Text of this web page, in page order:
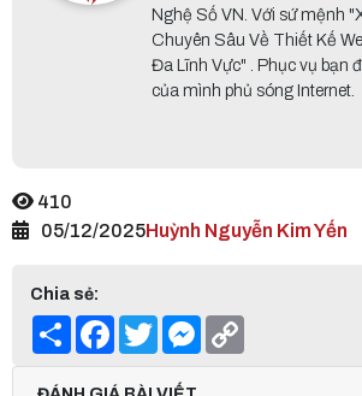
Nghệ Số VN. Với sứ mệnh
Chuyên Sâu Về Thiết Kế
Đa Lĩnh Vực" . Phục vụ bạn
của mình phủ sóng Internet.
410
05/12/2025Huỳnh Nguyễn Kim Yến
Chia sẻ:
Share Facebook
TwitterMessenger